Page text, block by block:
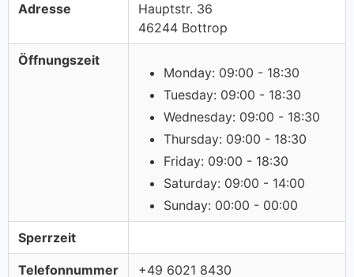
Adresse
Hauptstr. 36
46244 Bottrop
Öffnungszeit
Monday: 09:00 - 18:30
Tuesday: 09:00 - 18:30
Wednesday: 09:00 - 18:30
Thursday: 09:00 - 18:30
Friday: 09:00 - 18:30
Saturday: 09:00 - 14:00
Sunday: 00:00 - 00:00
Sperrzeit
Telefonnummer +49 6021 8430